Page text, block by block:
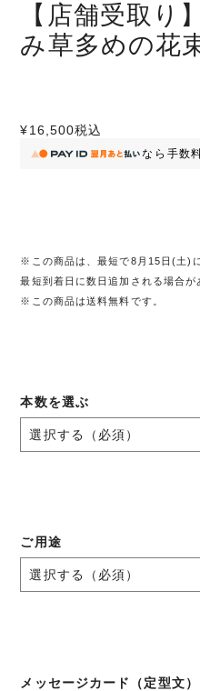
【店舗受取り
み草多めの花
¥16,500税込
なら 手数
※この商品は、最短で8月15日(土)
最短到着日に数日追加される場合が
※この商品は送料無料です。
本数を選ぶ
ご用途
メッセージカード（定型文）